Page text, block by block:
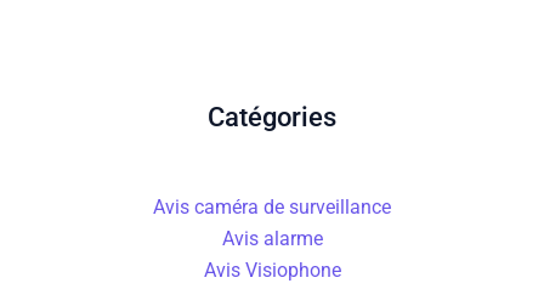
Catégories
Avis caméra de surveillance
Avis alarme
Avis Visiophone